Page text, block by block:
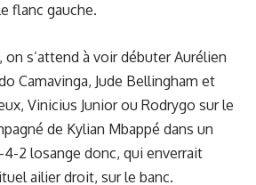
flanc gauche.
s’attend à voir débuter Aurélien
Camavinga, Jude Bellingham et
Vinicius Junior ou Rodrygo sur le
de Kylian Mbappé dans un
4-2 losange donc, qui enverrait
ailier droit, sur le banc.